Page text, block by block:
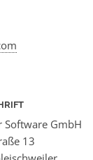
Software GmbH
13